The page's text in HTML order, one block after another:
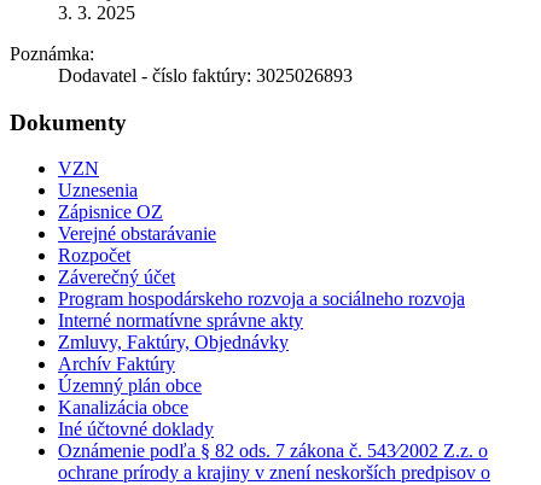
3. 3. 2025
Poznámka:
Dodavatel - číslo faktúry: 3025026893
Dokumenty
VZN
Uznesenia
Zápisnice OZ
Verejné obstarávanie
Rozpočet
Záverečný účet
Program hospodárskeho rozvoja a sociálneho rozvoja
Interné normatívne správne akty
Zmluvy, Faktúry, Objednávky
Archív Faktúry
Územný plán obce
Kanalizácia obce
Iné účtovné doklady
Oznámenie podľa § 82 ods. 7 zákona č. 543⁄2002 Z.z. o
ochrane prírody a krajiny v znení neskorších predpisov o